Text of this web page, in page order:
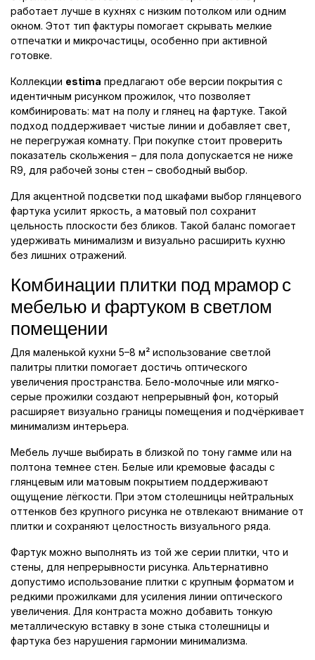
работает лучше в кухнях с низким потолком или одним
окном. Этот тип фактуры помогает скрывать мелкие
отпечатки и микрочастицы, особенно при активной
готовке.
Коллекции estima предлагают обе версии покрытия с
идентичным рисунком прожилок, что позволяет
комбинировать: мат на полу и глянец на фартуке. Такой
подход поддерживает чистые линии и добавляет свет,
не перегружая комнату. При покупке стоит проверить
показатель скольжения – для пола допускается не ниже
R9, для рабочей зоны стен – свободный выбор.
Для акцентной подсветки под шкафами выбор глянцевого
фартука усилит яркость, а матовый пол сохранит
цельность плоскости без бликов. Такой баланс помогает
удерживать минимализм и визуально расширить кухню
без лишних отражений.
Комбинации плитки под мрамор с
мебелью и фартуком в светлом
помещении
Для маленькой кухни 5–8 м² использование светлой
палитры плитки помогает достичь оптического
увеличения пространства. Бело-молочные или мягко-
серые прожилки создают непрерывный фон, который
расширяет визуально границы помещения и подчёркивает
минимализм интерьера.
Мебель лучше выбирать в близкой по тону гамме или на
полтона темнее стен. Белые или кремовые фасады с
глянцевым или матовым покрытием поддерживают
ощущение лёгкости. При этом столешницы нейтральных
оттенков без крупного рисунка не отвлекают внимание от
плитки и сохраняют целостность визуального ряда.
Фартук можно выполнять из той же серии плитки, что и
стены, для непрерывности рисунка. Альтернативно
допустимо использование плитки с крупным форматом и
редкими прожилками для усиления линии оптического
увеличения. Для контраста можно добавить тонкую
металлическую вставку в зоне стыка столешницы и
фартука без нарушения гармонии минимализма.